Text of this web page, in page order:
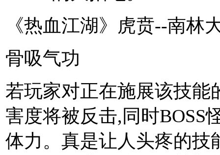
《热血江湖》虎贲--南林
骨吸气功
若玩家对正在施展该技能
害度将被反击,同时BOSS
体力。真是让人头疼的技